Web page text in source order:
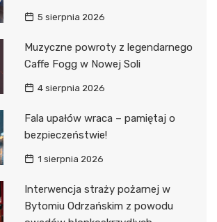
5 sierpnia 2026
Muzyczne powroty z legendarnego
Caffe Fogg w Nowej Soli
4 sierpnia 2026
Fala upałów wraca – pamiętaj o
bezpieczeństwie!
1 sierpnia 2026
Interwencja straży pożarnej w
Bytomiu Odrzańskim z powodu